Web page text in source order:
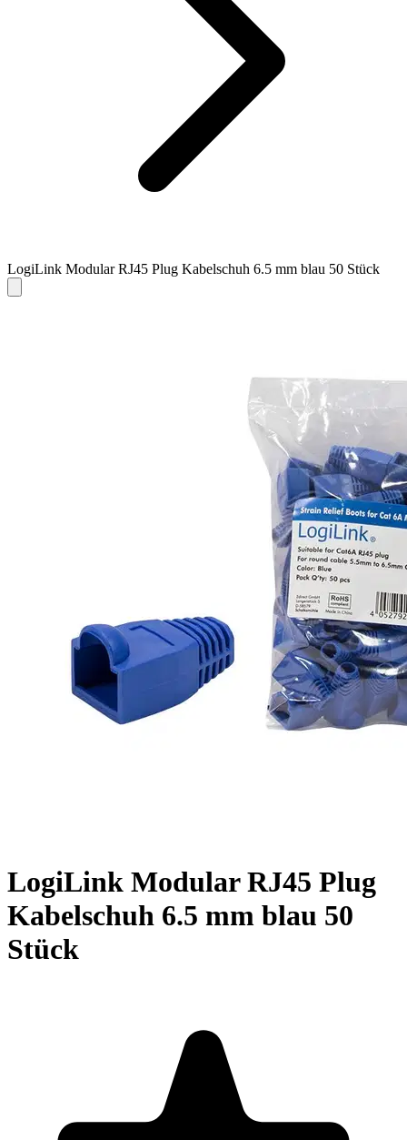
LogiLink Modular RJ45 Plug Kabelschuh 6.5 mm blau 50 Stück
LogiLink Modular RJ45 Plug
Kabelschuh 6.5 mm blau 50
Stück